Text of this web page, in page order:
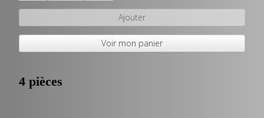
Ajouter
Voir mon panier
4 pièces